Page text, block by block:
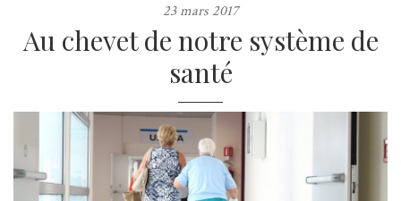
23 mars 2017
Au chevet de notre système de
santé